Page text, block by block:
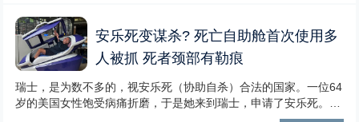
安乐死变谋杀? 死亡自助舱首次使用多
人被抓 死者颈部有勒痕
瑞士，是为数不多的，视安乐死（协助自杀）合法的国家。一位64
岁的美国女性饱受病痛折磨，于是她来到瑞士，申请了安乐死。然